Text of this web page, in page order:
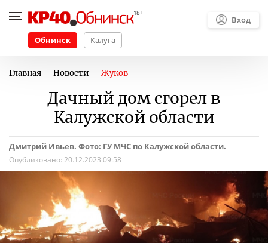
Обнинск Калуга
Вход
Главная Новости Жуков
Дачный дом сгорел в
Калужской области
Дмитрий Ивьев. Фото: ГУ МЧС по Калужской области.
Опубликовано: 20.12.2023 09:58